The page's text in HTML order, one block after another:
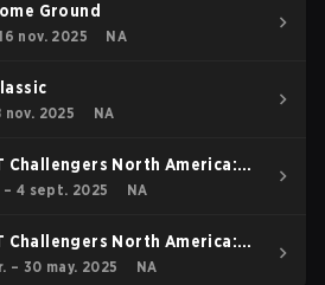
Ground
nov. 2025 NA
nov. 2025 NA
Challengers North America:
– 4 sept. 2025 NA
Challengers North America:
– 30 may. 2025 NA